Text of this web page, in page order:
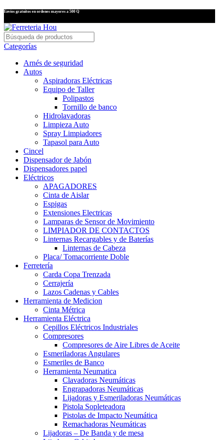
Envíos gratuitos en ordenes mayores a 500 Q
Categorías
Arnés de seguridad
Autos
Aspiradoras Eléctricas
Equipo de Taller
Polipastos
Tornillo de banco
Hidrolavadoras
Limpieza Auto
Spray Limpiadores
Tapasol para Auto
Cincel
Dispensador de Jabón
Dispensadores papel
Eléctricos
APAGADORES
Cinta de Aislar
Espigas
Extensiones Electricas
Lamparas de Sensor de Movimiento
LIMPIADOR DE CONTACTOS
Linternas Recargables y de Baterías
Linternas de Cabeza
Placa/ Tomacorriente Doble
Ferretería
Carda Copa Trenzada
Cerrajería
Lazos Cadenas y Cables
Herramienta de Medicion
Cinta Métrica
Herramienta Eléctrica
Cepillos Eléctricos Industriales
Compresores
Compresores de Aire Libres de Aceite
Esmeriladoras Angulares
Esmeriles de Banco
Herramienta Neumatica
Clavadoras Neumáticas
Engrapadoras Neumáticas
Lijadoras y Esmeriladoras Neumáticas
Pistola Sopleteadora
Pistolas de Impacto Neumática
Remachadoras Neumáticas
Lijadoras – De Banda y de mesa